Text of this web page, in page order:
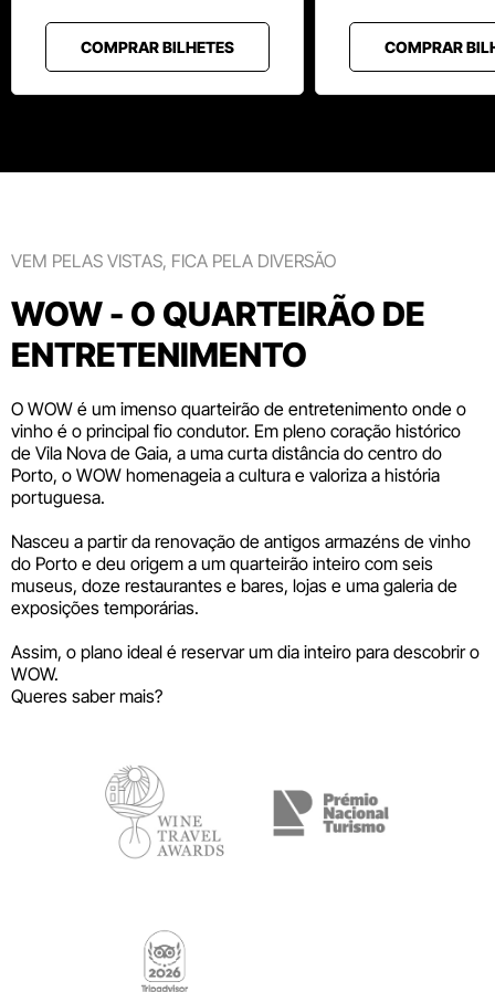
COMPRAR BILHETES COMPRAR
VEM PELAS VISTAS, FICA PELA DIVERSÃO
WOW - O QUARTEIRÃO DE
ENTRETENIMENTO
O WOW é um imenso quarteirão de entretenimento onde o
vinho é o principal fio condutor. Em pleno coração histórico
de Vila Nova de Gaia, a uma curta distância do centro do
Porto, o WOW homenageia a cultura e valoriza a história
portuguesa.
Nasceu a partir da renovação de antigos armazéns de vinho
do Porto e deu origem a um quarteirão inteiro com seis
museus, doze restaurantes e bares, lojas e uma galeria de
exposições temporárias.
Assim, o plano ideal é reservar um dia inteiro para descobrir o
WOW.
Queres saber mais?